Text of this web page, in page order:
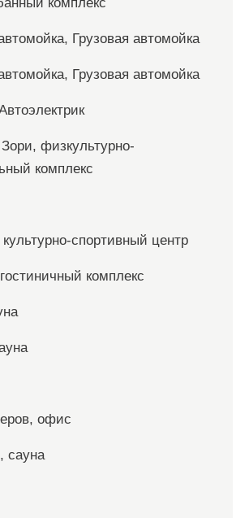
Грузовая автомойка
Грузовая автомойка
физкультурно-
комплекс
спортивный центр
комплекс
офис
сауна